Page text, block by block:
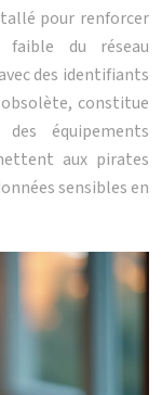
pour renforcer
du réseau
des identifiants
constitue
équipements
aux pirates
sensibles en